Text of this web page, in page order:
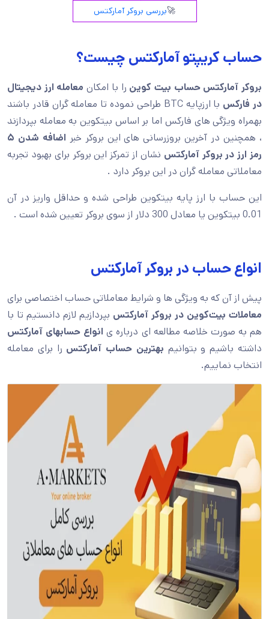
🚀بررسی بروکر آمارکتس
حساب کریپتو آمارکتس چیست؟
بروکر آمارکتس حساب بیت کوین را با امکان معامله ارز دیجیتال
در فارکس
با ارزپایه BTC طراحی نموده تا معامله گران قادر باشند
بهمراه ویژگی های فارکس اما بر اساس بیتکوین به معامله بپردازند
، همچنین در آخرین بروزرسانی های این بروکر خبر
اضافه شدن ۵
رمز ارز در بروکر آمارکتس نشان از تمرکز این بروکر برای بهبود تجربه
معاملاتی معامله گران در این بروکر دارد .
این حساب با ارز پایه بیتکوین طراحی شده و حداقل واریز در آن
0.01 بیتکوین یا معادل 300 دلار از سوی بروکر تعیین شده است .
انواع حساب در بروکر آمارکتس
پیش از آن که به ویژگی ها و شرایط معاملاتی حساب اختصاصی برای
معاملات بیت‌کوین در بروکر آمارکتس بپردازیم لازم دانستیم تا با
هم به صورت خلاصه مطالعه ای درباره ی انواع حسابهای آمارکتس
داشته باشیم و بتوانیم بهترین حساب آمارکتس را برای معامله
انتخاب نماییم.